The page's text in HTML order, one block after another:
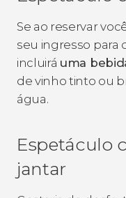
Se ao reservar
seu ingresso
incluirá uma
de vinho tinto ou
água.
Espetáculo
jantar